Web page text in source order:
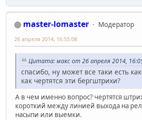
master-lomaster
Модератор
26 апреля 2014, 16:55:08
Цитата: макс от 26 апреля 2014,
спасибо, ну может все таки есть
как чертятся эти бергштрихи?
А в чем именно вопрос? чертятся
короткий между линией выхода на
насыпи или выемки.